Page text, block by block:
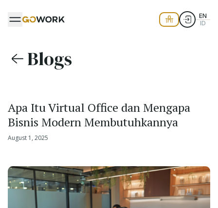
EN
ID
Blogs
Apa Itu Virtual Office dan Mengapa
Bisnis Modern Membutuhkannya
August 1, 2025